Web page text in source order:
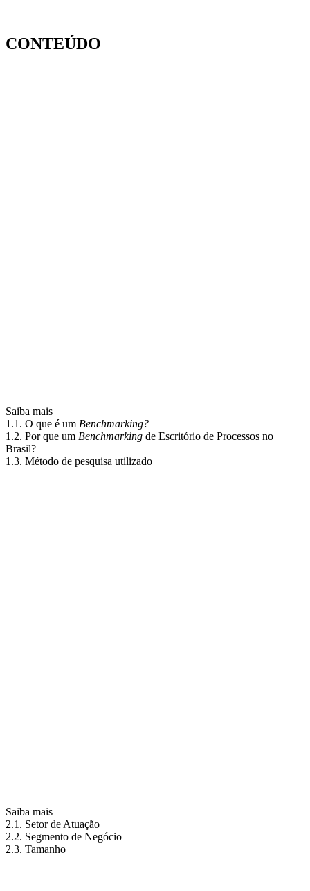
CONTEÚDO
Saiba mais
1.1. O que é um Benchmarking?
1.2. Por que um Benchmarking de Escritório de Processos no
Brasil?
1.3. Método de pesquisa utilizado
Saiba mais
2.1. Setor de Atuação
2.2. Segmento de Negócio
2.3. Tamanho